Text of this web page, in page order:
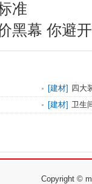
准
黑幕 你避
[建材] 四大
[建材] 卫生
Copyright ©